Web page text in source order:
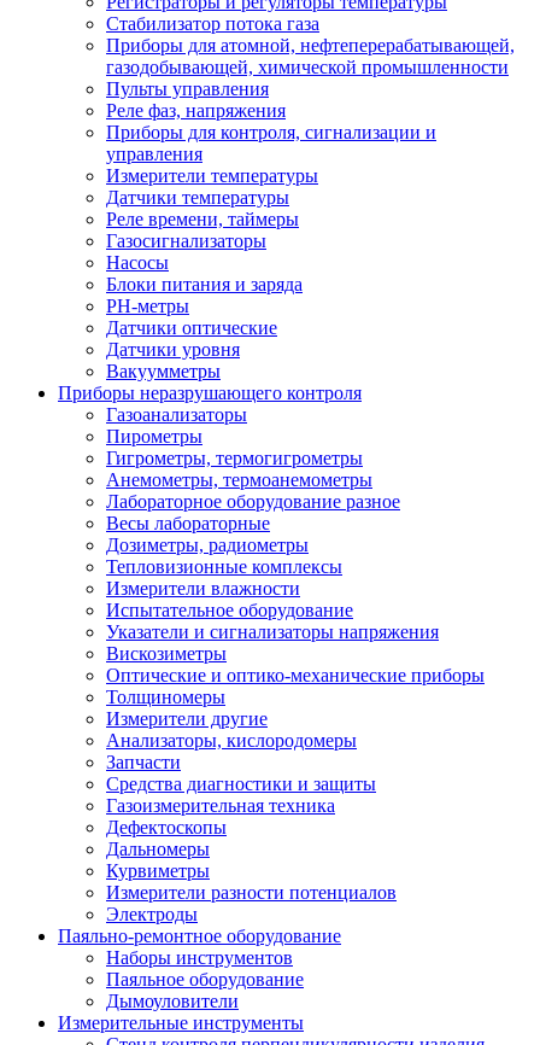
Стабилизатор потока газа
Приборы для атомной, нефтеперерабатывающей,
газодобывающей, химической промышленности
Пульты управления
Реле фаз, напряжения
Приборы для контроля, сигнализации и
управления
Измерители температуры
Датчики температуры
Реле времени, таймеры
Газосигнализаторы
Насосы
Блоки питания и заряда
PH-метры
Датчики оптические
Датчики уровня
Вакуумметры
Приборы неразрушающего контроля
Газоанализаторы
Пирометры
Гигрометры, термогигрометры
Анемометры, термоанемометры
Лабораторное оборудование разное
Весы лабораторные
Дозиметры, радиометры
Тепловизионные комплексы
Измерители влажности
Испытательное оборудование
Указатели и сигнализаторы напряжения
Вискозиметры
Оптические и оптико-механические приборы
Толщиномеры
Измерители другие
Анализаторы, кислородомеры
Запчасти
Средства диагностики и защиты
Газоизмерительная техника
Дефектоскопы
Дальномеры
Курвиметры
Измерители разности потенциалов
Электроды
Паяльно-ремонтное оборудование
Наборы инструментов
Паяльное оборудование
Дымоуловители
Измерительные инструменты